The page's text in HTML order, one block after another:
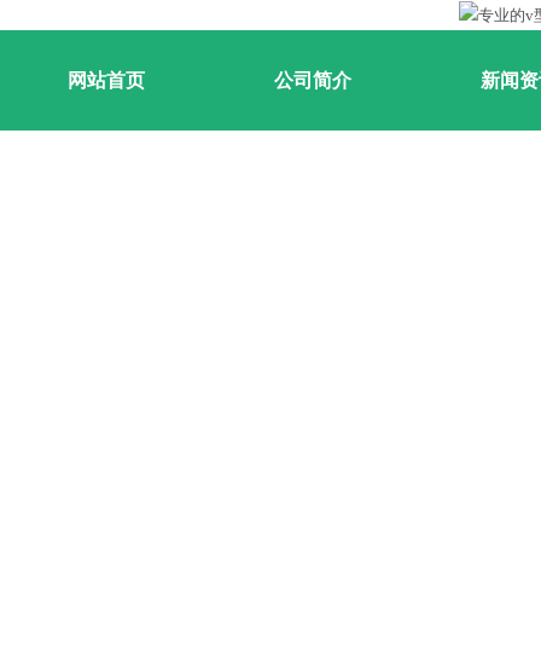
网站首页 公司简介 新闻